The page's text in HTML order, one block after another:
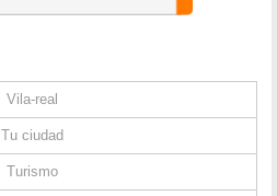
Vila-real
Tu ciudad
Turismo